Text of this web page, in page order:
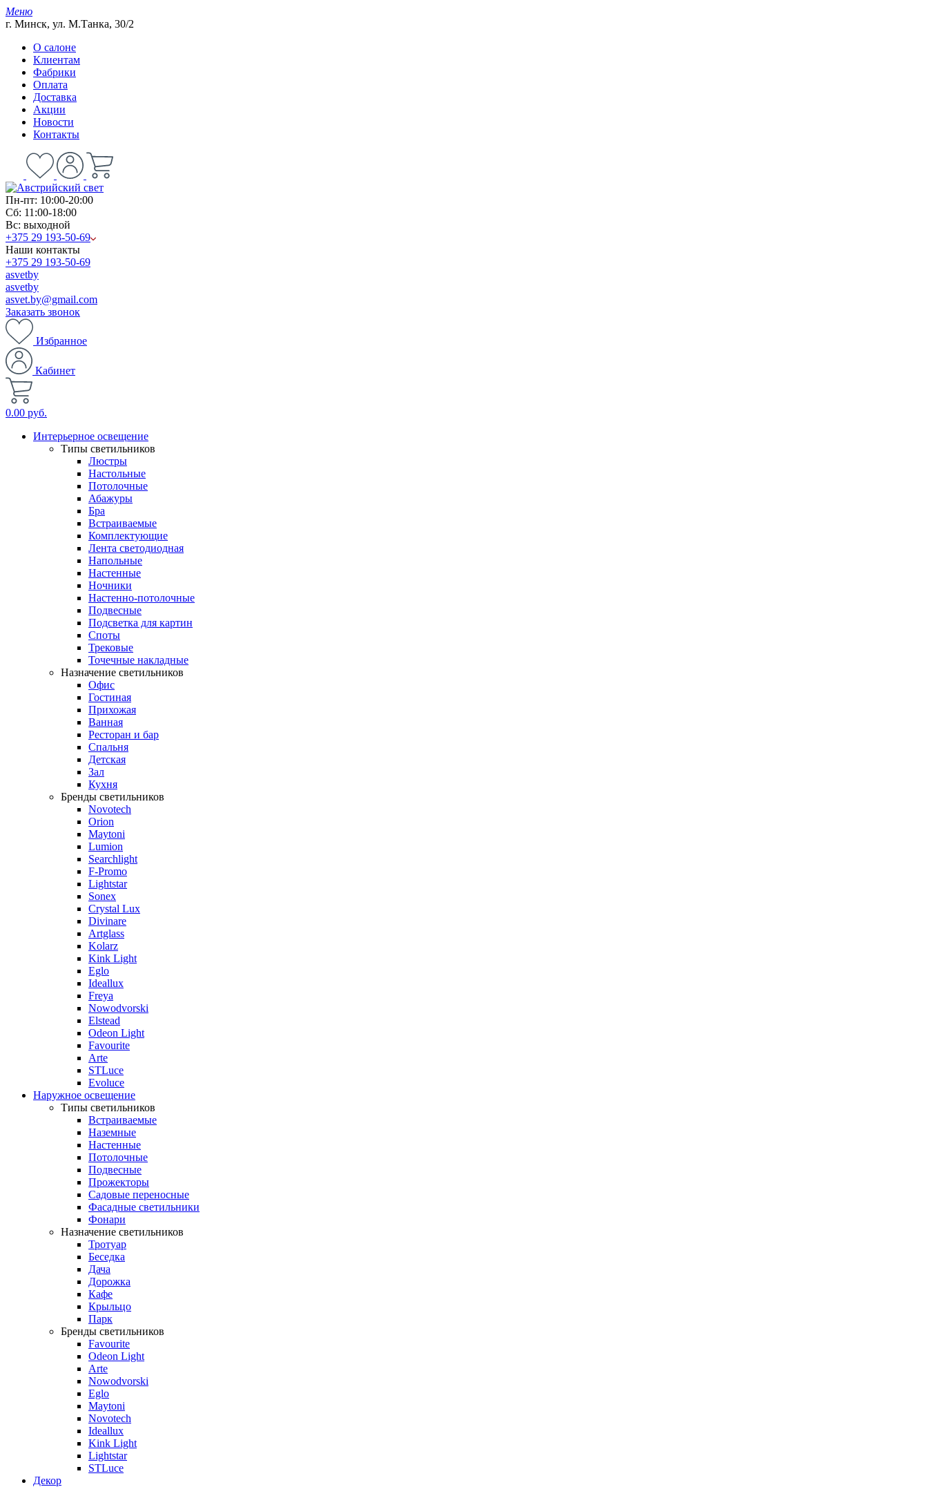
Меню
г. Минск, ул. М.Танка, 30/2
О салоне
Клиентам
Фабрики
Оплата
Доставка
Акции
Новости
Контакты
Пн-пт: 10:00-20:00
Сб: 11:00-18:00
Вс: выходной
+375 29 193-50-69
Наши контакты
+375 29 193-50-69
asvetby
asvetby
asvet.by@gmail.com
Заказать звонок
Избранное
Кабинет
0.00 руб.
Интерьерное освещение
Типы светильников
Люстры
Настольные
Потолочные
Абажуры
Бра
Встраиваемые
Комплектующие
Лента светодиодная
Напольные
Настенные
Ночники
Настенно-потолочные
Подвесные
Подсветка для картин
Споты
Трековые
Точечные накладные
Назначение светильников
Офис
Гостиная
Прихожая
Ванная
Ресторан и бар
Спальня
Детская
Зал
Кухня
Бренды светильников
Novotech
Orion
Maytoni
Lumion
Searchlight
F-Promo
Lightstar
Sonex
Crystal Lux
Divinare
Artglass
Kolarz
Kink Light
Eglo
Ideallux
Freya
Nowodvorski
Elstead
Odeon Light
Favourite
Arte
STLuce
Evoluce
Наружное освещение
Типы светильников
Встраиваемые
Наземные
Настенные
Потолочные
Подвесные
Прожекторы
Садовые переносные
Фасадные светильники
Фонари
Назначение светильников
Тротуар
Беседка
Дача
Дорожка
Кафе
Крыльцо
Парк
Бренды светильников
Favourite
Odeon Light
Arte
Nowodvorski
Eglo
Maytoni
Novotech
Ideallux
Kink Light
Lightstar
STLuce
Декор